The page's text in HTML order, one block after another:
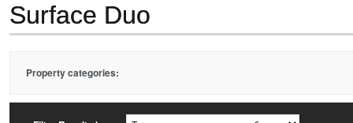
Surface Duo
Property categories: